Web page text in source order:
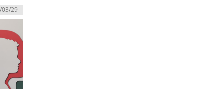
03/29